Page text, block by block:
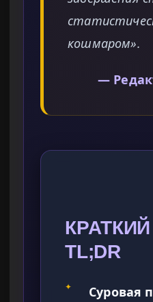
кошмаром».
—
TL;DR
✦ Суровая